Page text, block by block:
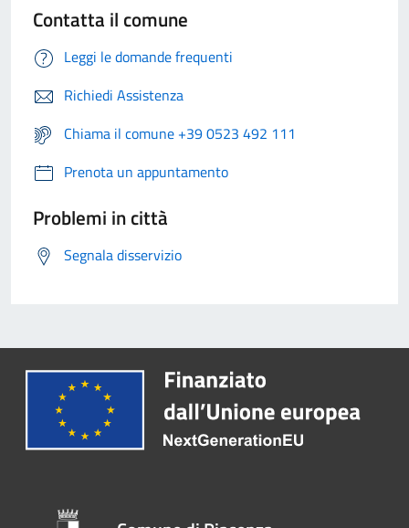
Contatta il comune
Leggi le domande frequenti
Richiedi Assistenza
Chiama il comune +39 0523 492 111
Prenota un appuntamento
Problemi in città
Segnala disservizio